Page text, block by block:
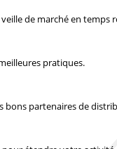
de marché en temps
pratiques.
bons partenaires de